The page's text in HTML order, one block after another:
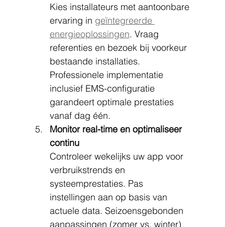
Kies installateurs met aantoonbare
ervaring in geïntegreerde
energieoplossingen. Vraag
referenties en bezoek bij voorkeur
bestaande installaties.
Professionele implementatie
inclusief EMS-configuratie
garandeert optimale prestaties
vanaf dag één.
Monitor real-time en optimaliseer
continu
Controleer wekelijks uw app voor
verbruikstrends en
systeemprestaties. Pas
instellingen aan op basis van
actuele data. Seizoensgebonden
aanpassingen (zomer vs. winter)